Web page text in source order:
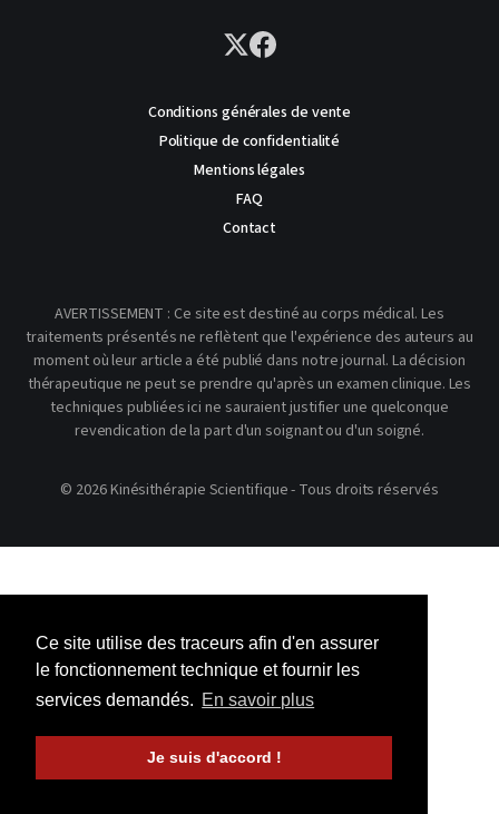
Ce site utilise des traceurs afin d'en assurer
le fonctionnement technique et fournir les
services demandés. En savoir plus
Je suis d'accord !
Conditions générales de vente
Politique de confidentialité
Mentions légales
FAQ
Contact
AVERTISSEMENT : Ce site est destiné au corps médical. Les
traitements présentés ne reflètent que l'expérience des auteurs au
moment où leur article a été publié dans notre journal. La décision
thérapeutique ne peut se prendre qu'après un examen clinique. Les
techniques publiées ici ne sauraient justifier une quelconque
revendication de la part d'un soignant ou d'un soigné.
© 2026 Kinésithérapie Scientifique - Tous droits réservés